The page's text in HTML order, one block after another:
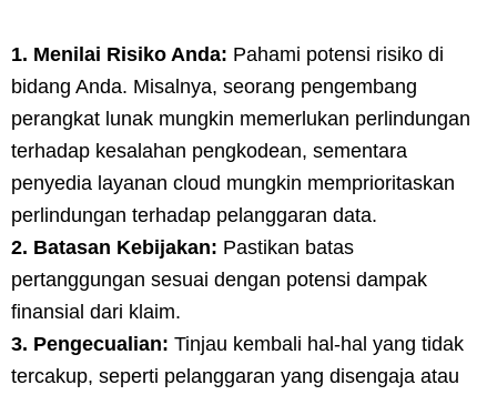
1. Menilai Risiko Anda: Pahami potensi risiko di
bidang Anda. Misalnya, seorang pengembang
perangkat lunak mungkin memerlukan perlindungan
terhadap kesalahan pengkodean, sementara
penyedia layanan cloud mungkin memprioritaskan
perlindungan terhadap pelanggaran data.
2. Batasan Kebijakan: Pastikan batas
pertanggungan sesuai dengan potensi dampak
finansial dari klaim.
3. Pengecualian: Tinjau kembali hal-hal yang tidak
tercakup, seperti pelanggaran yang disengaja atau